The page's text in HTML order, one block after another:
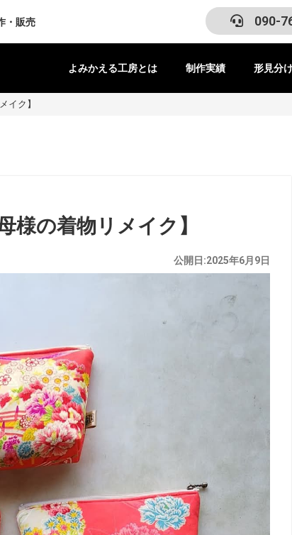
・販売 090-
よみかえる工房とは 制作実績 形見分
イク】
様の着物リメイク】
公開日:2025年6月9日